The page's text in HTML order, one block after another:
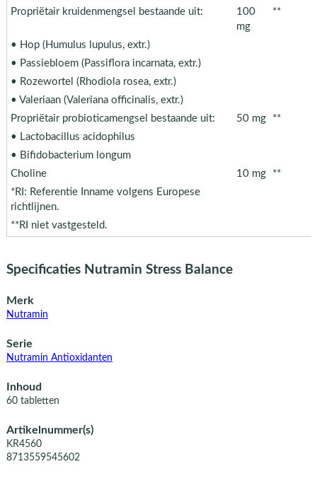
Propriëtair kruidenmengsel bestaande uit:
100
mg
**
• Hop (Humulus lupulus, extr.)
• Passiebloem (Passiflora incarnata, extr.)
• Rozewortel (Rhodiola rosea, extr.)
• Valeriaan (Valeriana officinalis, extr.)
Propriëtair probioticamengsel bestaande uit:
50 mg
**
• Lactobacillus acidophilus
• Bifidobacterium longum
Choline
10 mg
**
*RI: Referentie Inname volgens Europese
richtlijnen.
**RI niet vastgesteld.
Specificaties Nutramin Stress Balance
Merk
Nutramin
Serie
Nutramin Antioxidanten
Inhoud
60 tabletten
Artikelnummer(s)
KR4560
8713559545602